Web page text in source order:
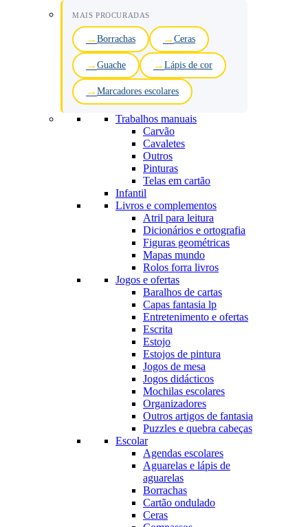
MAIS PROCURADAS
Borrachas Ceras
Guache Lápis de cor
Marcadores escolares
Trabalhos manuais
Carvão
Cavaletes
Outros
Pinturas
Telas em cartão
Infantil
Livros e complementos
Atril para leitura
Dicionários e ortografia
Figuras geométricas
Mapas mundo
Rolos forra livros
Jogos e ofertas
Baralhos de cartas
Capas fantasia lp
Entretenimento e ofertas
Escrita
Estojo
Estojos de pintura
Jogos de mesa
Jogos didácticos
Mochilas escolares
Organizadores
Outros artigos de fantasia
Puzzles e quebra cabeças
Escolar
Agendas escolares
Aguarelas e lápis de
aguarelas
Borrachas
Cartão ondulado
Ceras